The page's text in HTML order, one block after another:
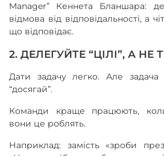
Manager” Кеннета Бланшара:
відмова від відповідальності, а
що відповідає.
2. ДЕЛЕГУЙТЕ “ЦІЛІ”, А НЕ
Дати задачу легко. Але
“досягай”.
Команди краще працюють,
вони це роблять.
Наприклад: замість «зроби